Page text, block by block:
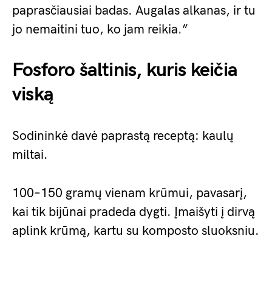
paprasčiausiai badas. Augalas alkanas, ir tu
jo nemaitini tuo, ko jam reikia.”
Fosforo šaltinis, kuris keičia
viską
Sodininkė davė paprastą receptą: kaulų
miltai.
100–150 gramų vienam krūmui, pavasarį,
kai tik bijūnai pradeda dygti. Įmaišyti į dirvą
aplink krūmą, kartu su komposto sluoksniu.